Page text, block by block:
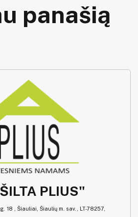
panašią
PLIUS"
18 , Šiauliai, Šiaulių m. sav., LT-78257,